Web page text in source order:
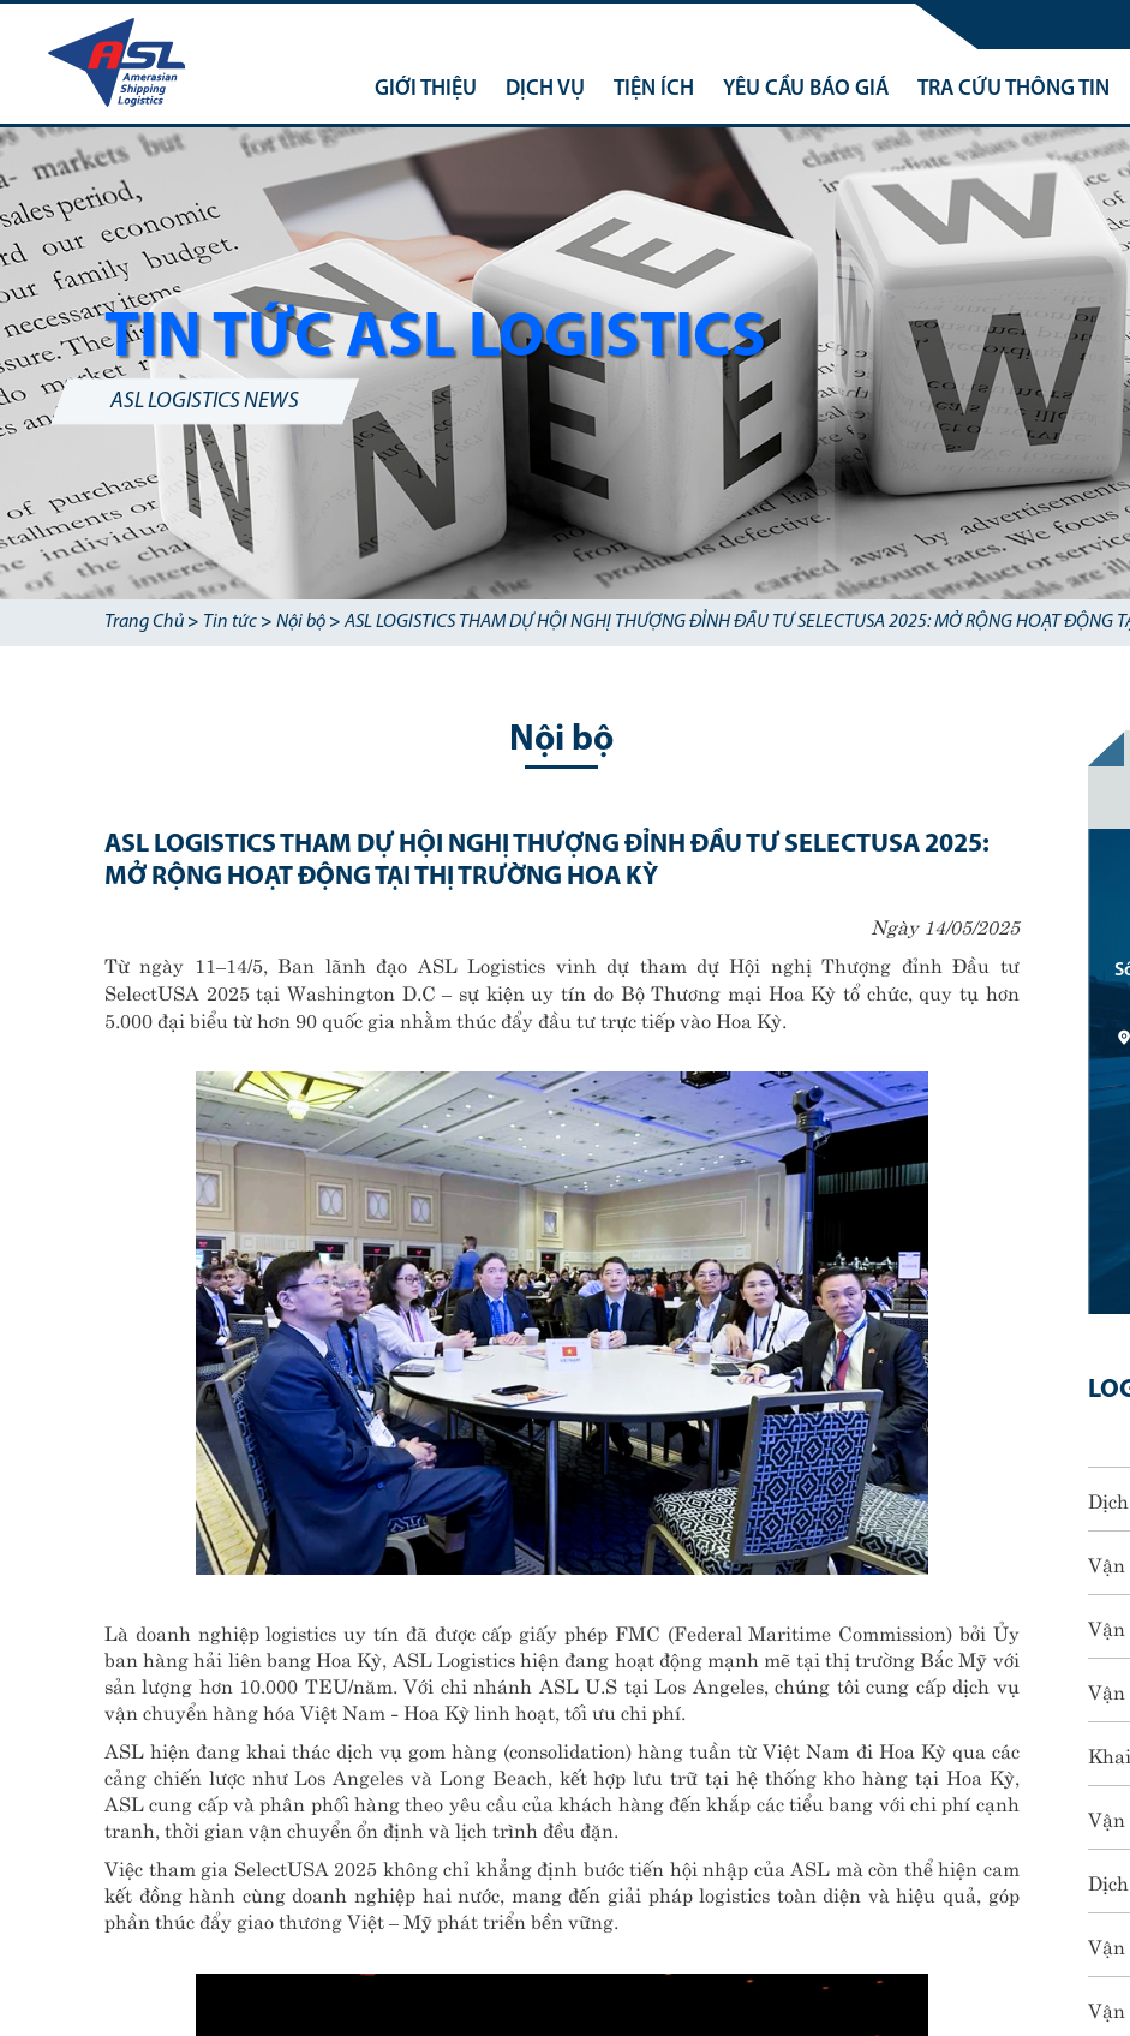
GIỚI THIỆU DỊCH VỤ TIỆN ÍCH YÊU CẦU BÁO GIÁ TRA CỨU THÔNG TIN
TIN TỨC ASL LOGISTICS
ASL LOGISTICS NEWS
Trang Chủ > Tin tức > Nội bộ >ASL LOGISTICS THAM DỰ HỘI NGHỊ THƯỢNG ĐỈNH ĐẦU TƯ SELECTUSA 2025: MỞ RỘNG HOẠT ĐỘNG
Nội bộ
ASL LOGISTICS THAM DỰ HỘI NGHỊ THƯỢNG ĐỈNH ĐẦU TƯ SELECTUSA 2025:
MỞ RỘNG HOẠT ĐỘNG TẠI THỊ TRƯỜNG HOA KỲ
Ngày 14/05/2025
Từ ngày 11–14/5, Ban lãnh đạo ASL Logistics vinh dự tham dự Hội nghị Thượng đỉnh Đầu tư
SelectUSA 2025 tại Washington D.C – sự kiện uy tín do Bộ Thương mại Hoa Kỳ tổ chức, quy tụ hơn
5.000 đại biểu từ hơn 90 quốc gia nhằm thúc đẩy đầu tư trực tiếp vào Hoa Kỳ.
Là doanh nghiệp logistics uy tín đã được cấp giấy phép FMC (Federal Maritime Commission) bởi Ủy
ban hàng hải liên bang Hoa Kỳ, ASL Logistics hiện đang hoạt động mạnh mẽ tại thị trường Bắc Mỹ với
sản lượng hơn 10.000 TEU/năm. Với chi nhánh ASL U.S tại Los Angeles, chúng tôi cung cấp dịch vụ
vận chuyển hàng hóa Việt Nam - Hoa Kỳ linh hoạt, tối ưu chi phí.
ASL hiện đang khai thác dịch vụ gom hàng (consolidation) hàng tuần từ Việt Nam đi Hoa Kỳ qua các
cảng chiến lược như Los Angeles và Long Beach, kết hợp lưu trữ tại hệ thống kho hàng tại Hoa Kỳ,
ASL cung cấp và phân phối hàng theo yêu cầu của khách hàng đến khắp các tiểu bang với chi phí cạnh
tranh, thời gian vận chuyển ổn định và lịch trình đều đặn.
Việc tham gia SelectUSA 2025 không chỉ khẳng định bước tiến hội nhập của ASL mà còn thể hiện cam
kết đồng hành cùng doanh nghiệp hai nước, mang đến giải pháp logistics toàn diện và hiệu quả, góp
phần thúc đẩy giao thương Việt – Mỹ phát triển bền vững.
Vận
Vận
Vận
Vận
Vận
Vận